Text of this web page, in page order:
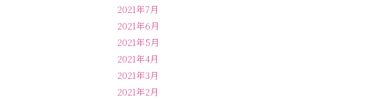
2021年7月
2021年6月
2021年5月
2021年4月
2021年3月
2021年2月